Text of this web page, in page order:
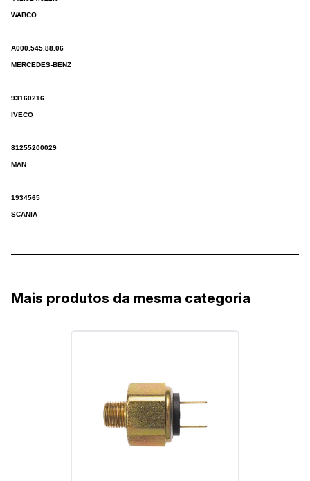
WABCO
A000.545.88.06
MERCEDES-BENZ
93160216
IVECO
81255200029
MAN
1934565
SCANIA
Mais produtos da mesma categoria